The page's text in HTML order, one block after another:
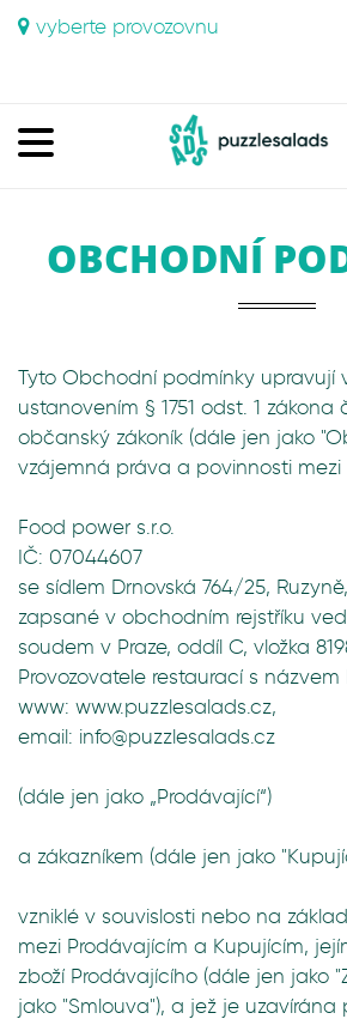
vyberte provozovnu
OBCHODNÍ
Tyto Obchodní podmínky upravují
ustanovením § 1751 odst. 1 zákona
občanský zákoník (dále jen jako
vzájemná práva a povinnosti mezi
Food power s.r.o.
IČ: 07044607
se sídlem Drnovská 764/25,
zapsané v obchodním rejstříku
soudem v Praze, oddíl C, vložka
Provozovatele restaurací s názvem
www: www.puzzlesalads.cz,
email: info@puzzlesalads.cz
(dále jen jako „Prodávající“)
a zákazníkem (dále jen jako
vzniklé v souvislosti nebo na
mezi Prodávajícím a Kupujícím,
zboží Prodávajícího (dále jen jako
jako "Smlouva"), a jež je uzavírána